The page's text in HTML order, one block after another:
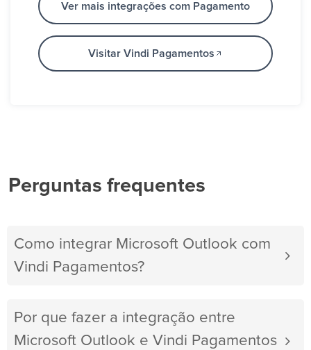
Ver mais integrações com Pagamento
Visitar Vindi Pagamentos
Perguntas frequentes
Como integrar Microsoft Outlook com
Vindi Pagamentos?
Por que fazer a integração entre
Microsoft Outlook e Vindi Pagamentos